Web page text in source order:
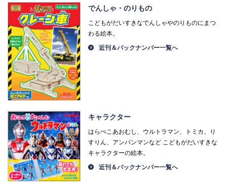
でんしゃ・のりもの
こどもがだいすきなでんしゃやのりものにまつ
わる絵本。
近刊＆バックナンバー一覧へ
キャラクター
はらぺこあおむし、ウルトラマン、トミカ、り
すりん、アンパンマンなど こどもがだいすきな
キャラクターの絵本。
近刊＆バックナンバー一覧へ